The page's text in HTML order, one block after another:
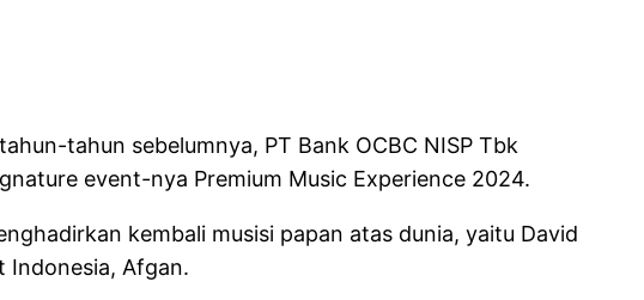
tahun sebelumnya, PT Bank OCBC NISP Tbk
event-nya Premium Music Experience 2024.
kembali musisi papan atas dunia, yaitu David
Indonesia, Afgan.